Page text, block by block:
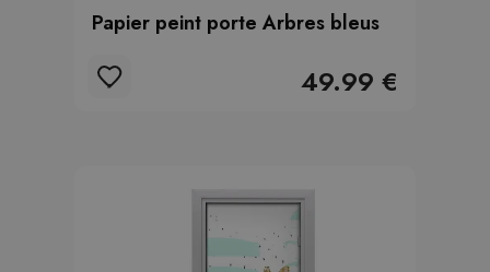
Papier peint porte Arbres bleus
49.99 €